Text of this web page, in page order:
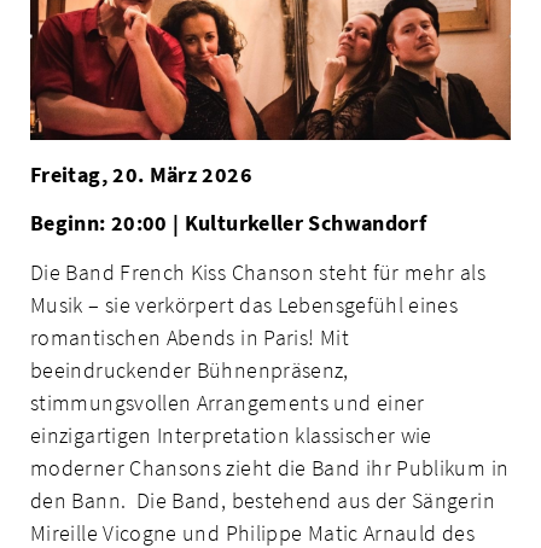
Freitag, 20. März 2026
Beginn: 20:00 | Kulturkeller Schwandorf
Die Band French Kiss Chanson steht für mehr als
Musik – sie verkörpert das Lebensgefühl eines
romantischen Abends in Paris! Mit
beeindruckender Bühnenpräsenz,
stimmungsvollen Arrangements und einer
einzigartigen Interpretation klassischer wie
moderner Chansons zieht die Band ihr Publikum in
den Bann. Die Band, bestehend aus der Sängerin
Mireille Vicogne und Philippe Matic Arnauld des